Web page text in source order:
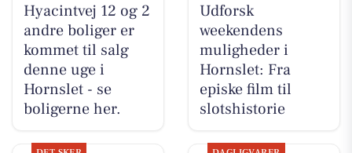
Hyacintvej 12 og 2
andre boliger er
kommet til salg
denne uge i
Hornslet - se
boligerne her.
Udforsk
weekendens
muligheder i
Hornslet: Fra
episke film til
slotshistorie